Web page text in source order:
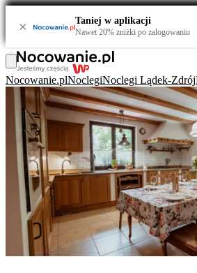
× Taniej w aplikacji
Nawet 20% zniżki po zalogowaniu
Nocowanie.plNoclegiNoclegi Lądek-Zdrój